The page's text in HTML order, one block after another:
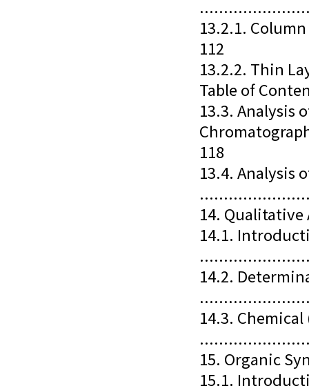
13.2.1.
112
13.2.2. Thin
Table of
13.3. Analysis
118
13.4. Analysis
14. Qualitative
14.1.
14.2.
14.3.
15. Organic
15.1.